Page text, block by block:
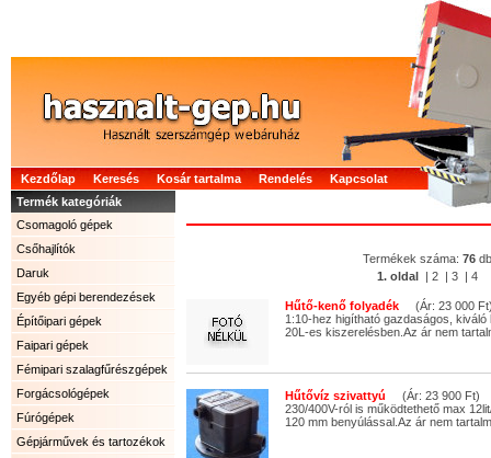
Kezdőlap Keresés Kosár tartalma Rendelés
Kapcsolat
Termék kategóriák
Csomagoló gépek
Csőhajlítók
Daruk
Egyéb gépi berendezések
Építőipari gépek
Faipari gépek
Fémipari szalagfűrészgépek
Forgácsológépek
Fúrógépek
Gépjárművek és tartozékok
Termékek száma: 76 db
1. oldal | 2 | 3 | 4
Hűtő-kenő folyadék (Ár: 23 000
1:10-hez higítható gazdaságos,
20L-es kiszerelésben.Az ár nem
Hűtővíz szivattyú (Ár: 23 900 Ft)
230/400V-ról is működtethető max
120 mm benyúlással.Az ár nem